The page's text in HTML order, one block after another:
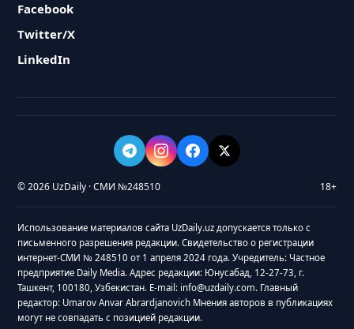
Facebook
Twitter/X
LinkedIn
© 2026 UzDaily · СМИ №248510 18+
Использование материалов сайта UzDaily.uz допускается только с
письменного разрешения редакции. Свидетельство о регистрации
интернет-СМИ № 248510 от 1 апреля 2024 года. Учредитель: Частное
предприятие Daily Media. Адрес редакции: Юнусабад, 12-27-73, г.
Ташкент, 100180, Узбекистан. E-mail: info@uzdaily.com. Главный
редактор: Umarov Anvar Abrardjanovich Мнения авторов в публикациях
могут не совпадать с позицией редакции.